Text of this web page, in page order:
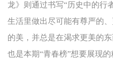
龙》则通过书写“历史中的行
生活里做出尽可能有尊严的
的美，并总是在渴求更美的
也是本期“青春榜”想要展现的